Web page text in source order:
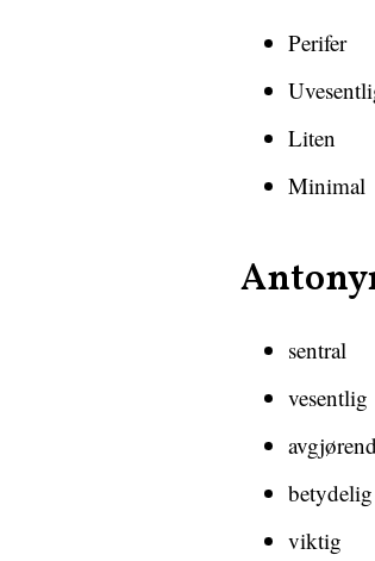
Perifer
Liten
Minimal
sentral
vesentlig
betydelig
viktig